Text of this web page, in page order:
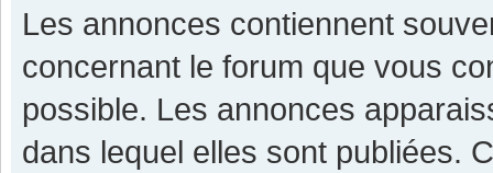
Les annonces contiennent
concernant le forum que vous
possible. Les annonces
dans lequel elles sont publiées.